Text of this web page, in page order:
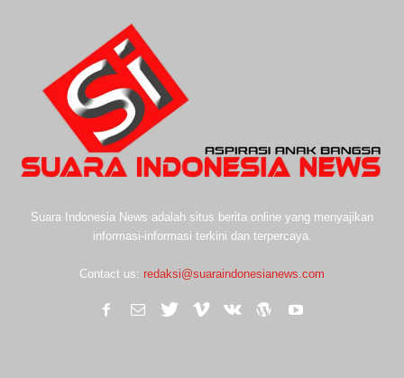
Suara Indonesia News adalah situs berita online yang menyajikan
informasi-informasi terkini dan terpercaya.
Contact us: redaksi@suaraindonesianews.com